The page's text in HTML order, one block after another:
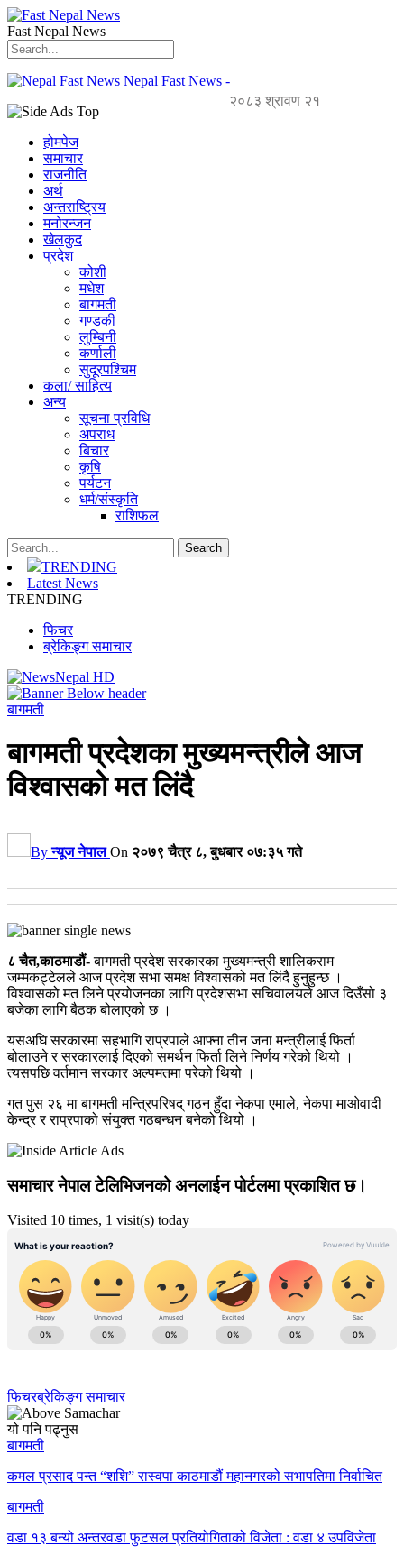
Fast Nepal News
Nepal Fast News -
२०८३ श्रावण २१
होमपेज
समाचार
राजनीति
अर्थ
अन्तराष्ट्रिय
मनोरन्जन
खेलकुद
प्रदेश
कोशी
मधेश
बागमती
गण्डकी
लुम्बिनी
कर्णाली
सुदूरपश्चिम
कला/ साहित्य
अन्य
सूचना प्रविधि
अपराध
बिचार
कृषि
पर्यटन
धर्म/संस्कृति
राशिफल
TRENDING
Latest News
TRENDING
फिचर
ब्रेकिङ्ग समाचार
बागमती
बागमती प्रदेशका मुख्यमन्त्रीले आज
विश्वासको मत लिंदै
Byन्यूज नेपाल On २०७९ चैत्र ८, बुधबार ०७:३५ गते
८ चैत,काठमाडौं-बागमती प्रदेश सरकारका मुख्यमन्त्री शालिकराम
जम्मकट्टेलले आज प्रदेश सभा समक्ष विश्वासको मत लिंदै हुनुहुन्छ ।
विश्वासको मत लिने प्रयोजनका लागि प्रदेशसभा सचिवालयले आज दिउँसो ३
बजेका लागि बैठक बोलाएको छ ।
यसअघि सरकारमा सहभागि राप्रपाले आफ्ना तीन जना मन्त्रीलाई फिर्ता
बोलाउने र सरकारलाई दिएको समर्थन फिर्ता लिने निर्णय गरेको थियो ।
त्यसपछि वर्तमान सरकार अल्पमतमा परेको थियो ।
गत पुस २६ मा बागमती मन्त्रिपरिषद् गठन हुँदा नेकपा एमाले, नेकपा माओवादी
केन्द्र र राप्रपाको संयुक्त गठबन्धन बनेको थियो ।
समाचार नेपाल टेलिभिजनको अनलाईन पोर्टलमा प्रकाशित छ।
Visited 10 times, 1 visit(s) today
फिचरब्रेकिङ्ग समाचार
यो पनि पढ्नुस
बागमती
कमल प्रसाद पन्त “शशि” रास्वपा काठमाडौं महानगरको सभापतिमा निर्वाचित
बागमती
वडा १३ बन्यो अन्तरवडा फुटसल प्रतियोगिताको विजेता : वडा ४ उपविजेता